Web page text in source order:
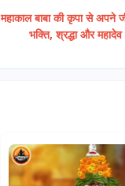
महाकाल बाबा की कृपा से अपने
भक्ति, श्रद्धा और